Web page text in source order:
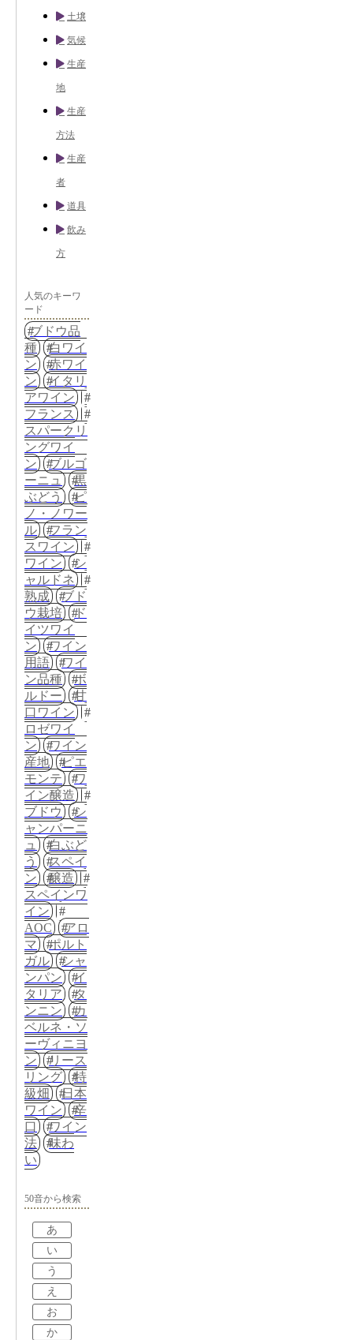
土壌
気候
生産
地
生産
方法
生産
者
道具
飲み
方
人気のキーワ
ード
ブドウ品
種
白ワイ
ン
赤ワイ
ン
イタリ
アワイン
フランス
スパークリ
ングワイ
ン
ブルゴ
ーニュ
黒
ぶどう
ピ
ノ・ノワー
ル
フラン
スワイン
ワイン
シ
ャルドネ
熟成
ブド
ウ栽培
ド
イツワイ
ン
ワイン
用語
ワイ
ン品種
ボ
ルドー
甘
口ワイン
ロゼワイ
ン
ワイン
産地
ピエ
モンテ
ワ
イン醸造
ブドウ
シ
ャンパーニ
ュ
白ぶど
う
スペイ
ン
醸造
スペインワ
イン
AOC
アロ
マ
ポルト
ガル
シャ
ンパン
イ
タリア
タ
ンニン
カ
ベルネ・ソ
ーヴィニヨ
ン
リース
リング
特
級畑
日本
ワイン
辛
口
ワイン
法
味わ
い
50音から検索
あ
い
う
え
お
か